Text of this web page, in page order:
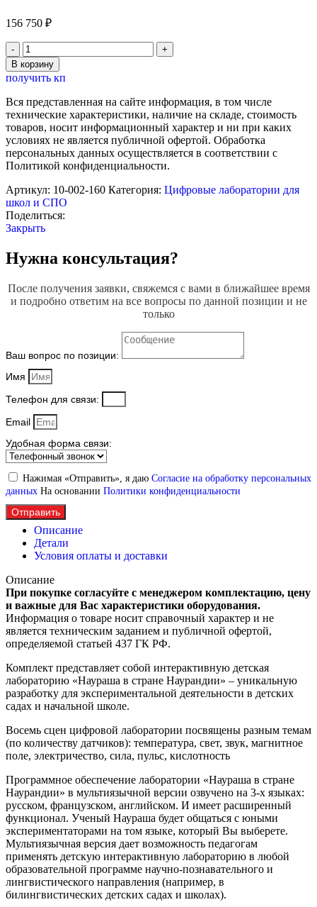
156 750 ₽
Количество
товара
Комплект
демонстрационного
оборудования
по
окружающему
миру
для
начальных
Нау-
Ра
В корзину
получить кп
Вся представленная на сайте информация, в том числе
технические характеристики, наличие на складе, стоимость
товаров, носит информационный характер и ни при каких
условиях не является публичной офертой. Обработка
персональных данных осуществляется в соответствии с
Политикой конфиденциальности.
Артикул: 10-002-160 Категория: Цифровые лаборатории для
школ и СПО
Поделиться:
Закрыть
Нужна консультация?
После получения заявки, свяжемся с вами в ближайшее время
и подробно ответим на все вопросы по данной позиции и не
только
Ваш вопрос по позиции:
Имя
Телефон для связи:
Email
Удобная форма связи:
Нажимая «Отправить», я даю Согласие на обработку персональных
данных На основании Политики конфиденциальности
Отправить
Описание
Детали
Условия оплаты и доставки
Описание
При покупке согласуйте с менеджером комплектацию, цену
и важные для Вас характеристики оборудования.
Информация о товаре носит справочный характер и не
является техническим заданием и публичной офертой,
определяемой статьей 437 ГК РФ.
Комплект представляет собой интерактивную детская
лабораторию «Наураша в стране Наурандии» – уникальную
разработку для экспериментальной деятельности в детских
садах и начальной школе.
Восемь сцен цифровой лаборатории посвящены разным темам
(по количеству датчиков): температура, свет, звук, магнитное
поле, электричество, сила, пульс, кислотность
Программное обеспечение лаборатории «Наураша в стране
Наурандии» в мультиязычной версии озвучено на 3-х языках:
русском, французском, английском. И имеет расширенный
функционал. Ученый Наураша будет общаться с юными
экспериментаторами на том языке, который Вы выберете.
Мультиязычная версия дает возможность педагогам
применять детскую интерактивную лабораторию в любой
образовательной программе научно-познавательного и
лингвистического направления (например, в
билингвистических детских садах и школах).